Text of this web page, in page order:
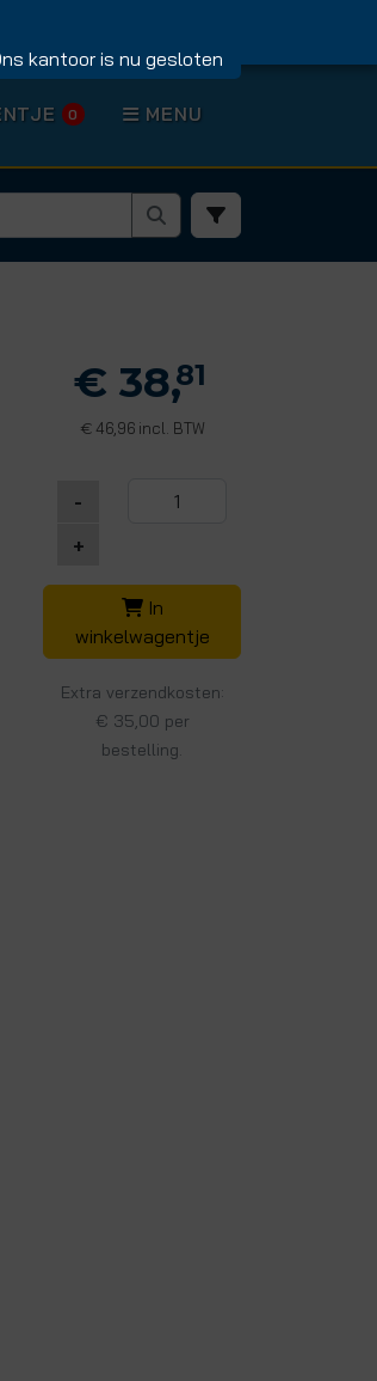
kantoor is nu gesloten
0 MENU
€ 38,81
€46,96 incl. BTW
-
+
In
winkelwagentje
Extra verzendkosten:
€ 35,00 per
bestelling.